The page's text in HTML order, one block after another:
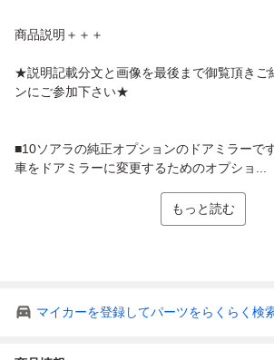
商品説明＋＋＋
★説明記載分文と画像を最後まで御覧頂きご
ンにご参加下さい★
■10ソアラの純正オプションのドアミラーで
車をドアミラーに変更するためのオプショ...
もっと読む
マイカーを登録してパーツをらくらく検